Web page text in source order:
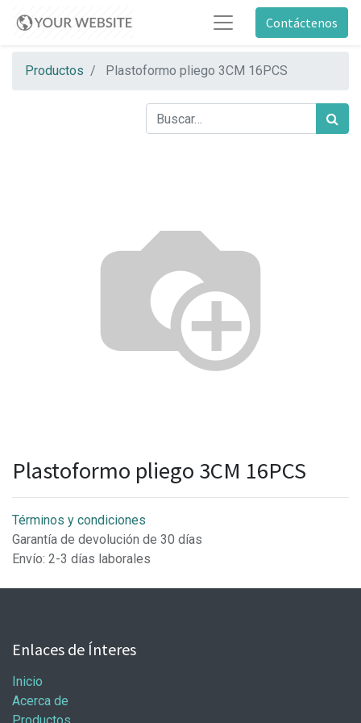
Contáctenos
Productos Plastoformo pliego 3CM 16PCS
Plastoformo pliego 3CM 16PCS
Términos y condiciones
Garantía de devolución de 30 días
Envío: 2-3 días laborales
Enlaces de Ínteres
Inicio
Acerca de